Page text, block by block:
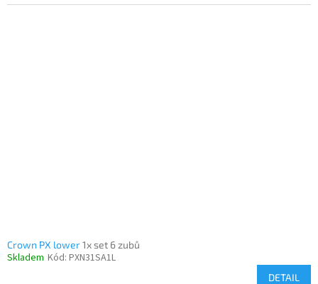
Crown PX lower1x set 6 zubů
Skladem Kód: PXN31SA1L
DETAIL